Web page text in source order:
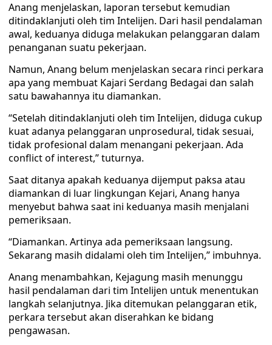
Anang menjelaskan, laporan tersebut kemudian
ditindaklanjuti oleh tim Intelijen. Dari hasil pendalaman
awal, keduanya diduga melakukan pelanggaran dalam
penanganan suatu pekerjaan.
Namun, Anang belum menjelaskan secara rinci perkara
apa yang membuat Kajari Serdang Bedagai dan salah
satu bawahannya itu diamankan.
“Setelah ditindaklanjuti oleh tim Intelijen, diduga cukup
kuat adanya pelanggaran unprosedural, tidak sesuai,
tidak profesional dalam menangani pekerjaan. Ada
conflict of interest,” tuturnya.
Saat ditanya apakah keduanya dijemput paksa atau
diamankan di luar lingkungan Kejari, Anang hanya
menyebut bahwa saat ini keduanya masih menjalani
pemeriksaan.
“Diamankan. Artinya ada pemeriksaan langsung.
Sekarang masih didalami oleh tim Intelijen,” imbuhnya.
Anang menambahkan, Kejagung masih menunggu
hasil pendalaman dari tim Intelijen untuk menentukan
langkah selanjutnya. Jika ditemukan pelanggaran etik,
perkara tersebut akan diserahkan ke bidang
pengawasan.